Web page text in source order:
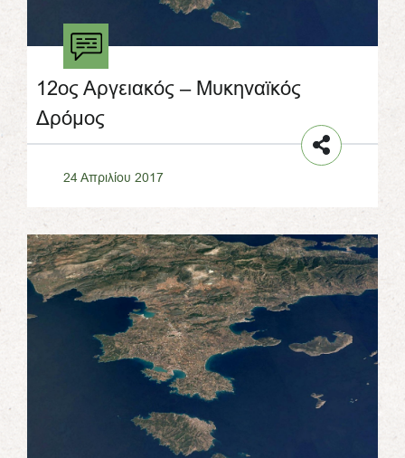
12ος Αργειακός – Μυκηναϊκός
Δρόμος
24 Απριλίου 2017